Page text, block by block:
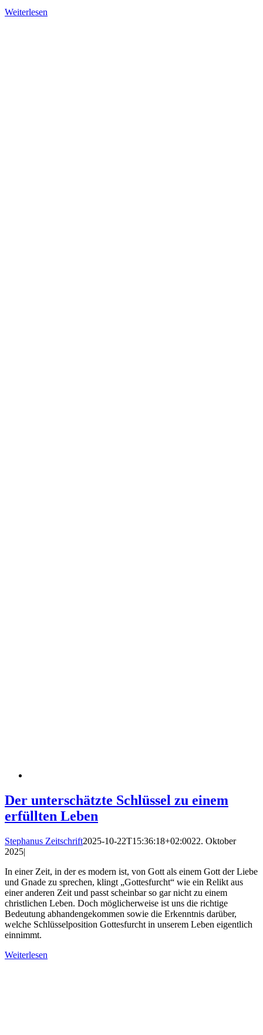
Weiterlesen
Der unterschätzte Schlüssel zu einem
erfüllten Leben
Stephanus Zeitschrift2025-10-22T15:36:18+02:0022. Oktober
2025|
In einer Zeit, in der es modern ist, von Gott als einem Gott der Liebe
und Gnade zu sprechen, klingt „Gottesfurcht“ wie ein Relikt aus
einer anderen Zeit und passt scheinbar so gar nicht zu einem
christlichen Leben. Doch möglicherweise ist uns die richtige
Bedeutung abhandengekommen sowie die Erkenntnis darüber,
welche Schlüsselposition Gottesfurcht in unserem Leben eigentlich
einnimmt.
Weiterlesen